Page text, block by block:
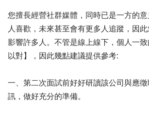
您擅長經營社群媒體，同時已是一方的
人喜歡，未來甚至會有更多人追蹤，因
影響許多人。不管是線上線下，個人一
以對】，因此幾點建議提供參考:
一、第二次面試前好好研讀該公司與應
訊，做好充分的準備。